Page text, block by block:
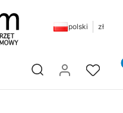
polski zł
Otwórz wyszukiwarkę